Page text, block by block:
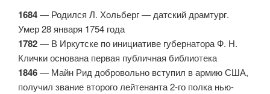
1684— Родился Л. Хольберг — датский драмтург.
Умер 28 января 1754 года
1782— В Иркутске по инициативе губернатора Ф. Н.
Клички основана первая публичная библиотека
1846— Майн Рид добровольно вступил в армию США,
получил звание второго лейтенанта 2-го полка нью-